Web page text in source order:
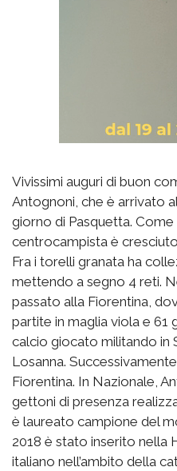
Vivissimi auguri di buon
Antognoni, che è arrivato
giorno di Pasquetta. Come
centrocampista è
Fra i torelli granata ha
mettendo a segno 4 reti.
passato alla Fiorentina,
partite in maglia viola e 61
calcio giocato militando in
Losanna.
Fiorentina. In Nazionale,
gettoni di presenza
è laureato campione del
2018 è stato inserito nella
italiano nell’ambito della